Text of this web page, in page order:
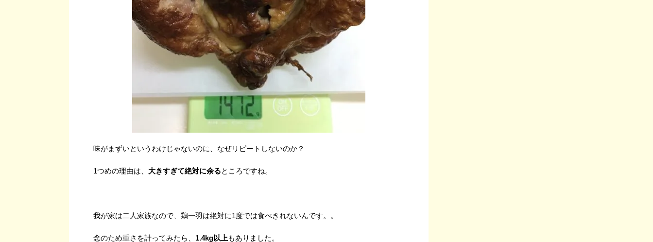
味がまずいというわけじゃないのに、なぜリピートしないのか？
1つめの理由は、 大きすぎて絶対に余るところですね。
我が家は二人家族なので、鶏一羽は絶対に1度では食べきれないんです。。
念のため重さを計ってみたら、 1.4kg以上もありました。